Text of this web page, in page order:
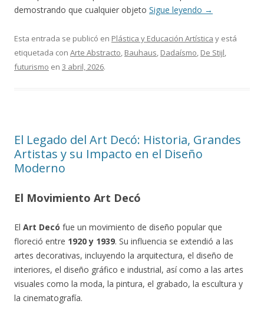
demostrando que cualquier objeto Sigue leyendo →
Esta entrada se publicó en Plástica y Educación Artística y está
etiquetada con Arte Abstracto, Bauhaus, Dadaísmo, De Stijl,
futurismo en 3 abril, 2026.
El Legado del Art Decó: Historia, Grandes
Artistas y su Impacto en el Diseño
Moderno
El Movimiento Art Decó
El Art Decó fue un movimiento de diseño popular que
floreció entre 1920 y 1939. Su influencia se extendió a las
artes decorativas, incluyendo la arquitectura, el diseño de
interiores, el diseño gráfico e industrial, así como a las artes
visuales como la moda, la pintura, el grabado, la escultura y
la cinematografía.